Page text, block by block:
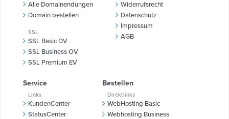
Alle Domainendungen
Domain bestellen
SSL
SSL Basic DV
SSL Business OV
SSL Premium EV
Widerrufsrecht
Datenschutz
Impressum
AGB
Service
Links
KundenCenter
StatusCenter
Bestellen
Direktlinks
WebHosting Basic
Webhosting Business